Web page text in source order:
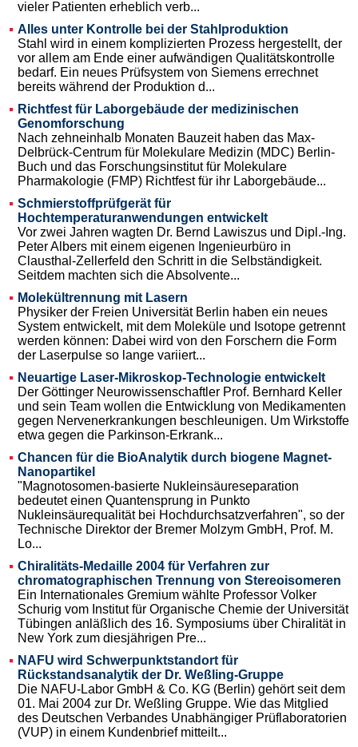
vieler Patienten erheblich verb...
Alles unter Kontrolle bei der Stahlproduktion
Stahl wird in einem komplizierten Prozess hergestellt, der
vor allem am Ende einer aufwändigen Qualitätskontrolle
bedarf. Ein neues Prüfsystem von Siemens errechnet
bereits während der Produktion d...
Richtfest für Laborgebäude der medizinischen
Genomforschung
Nach zehneinhalb Monaten Bauzeit haben das Max-
Delbrück-Centrum für Molekulare Medizin (MDC) Berlin-
Buch und das Forschungsinstitut für Molekulare
Pharmakologie (FMP) Richtfest für ihr Laborgebäude...
Schmierstoffprüfgerät für
Hochtemperaturanwendungen entwickelt
Vor zwei Jahren wagten Dr. Bernd Lawiszus und Dipl.-Ing.
Peter Albers mit einem eigenen Ingenieurbüro in
Clausthal-Zellerfeld den Schritt in die Selbständigkeit.
Seitdem machten sich die Absolvente...
Molekültrennung mit Lasern
Physiker der Freien Universität Berlin haben ein neues
System entwickelt, mit dem Moleküle und Isotope getrennt
werden können: Dabei wird von den Forschern die Form
der Laserpulse so lange variiert...
Neuartige Laser-Mikroskop-Technologie entwickelt
Der Göttinger Neurowissenschaftler Prof. Bernhard Keller
und sein Team wollen die Entwicklung von Medikamenten
gegen Nervenerkrankungen beschleunigen. Um Wirkstoffe
etwa gegen die Parkinson-Erkrank...
Chancen für die BioAnalytik durch biogene Magnet-
Nanopartikel
"Magnotosomen-basierte Nukleinsäureseparation
bedeutet einen Quantensprung in Punkto
Nukleinsäurequalität bei Hochdurchsatzverfahren", so der
Technische Direktor der Bremer Molzym GmbH, Prof. M.
Lo...
Chiralitäts-Medaille 2004 für Verfahren zur
chromatographischen Trennung von Stereoisomeren
Ein Internationales Gremium wählte Professor Volker
Schurig vom Institut für Organische Chemie der Universität
Tübingen anläßlich des 16. Symposiums über Chiralität in
New York zum diesjährigen Pre...
NAFU wird Schwerpunktstandort für
Rückstandsanalytik der Dr. Weßling-Gruppe
Die NAFU-Labor GmbH & Co. KG (Berlin) gehört seit dem
01. Mai 2004 zur Dr. Weßling Gruppe. Wie das Mitglied
des Deutschen Verbandes Unabhängiger Prüflaboratorien
(VUP) in einem Kundenbrief mitteilt...